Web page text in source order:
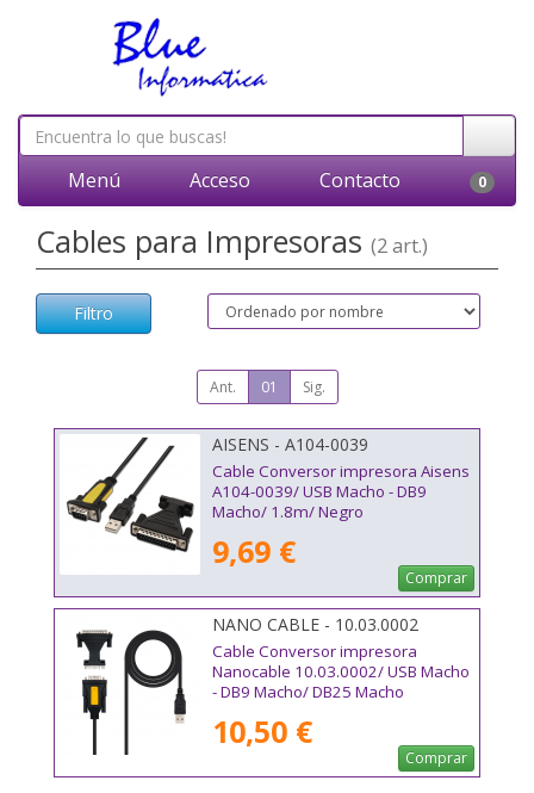
Menú Acceso Contacto 0
Cables para Impresoras (2 art.)
Filtro
Ant. 01 Sig.
AISENS - A104-0039
Cable Conversor impresora Aisens
A104-0039/ USB Macho - DB9
Macho/ 1.8m/ Negro
9,69 €
Comprar
NANO CABLE - 10.03.0002
Cable Conversor impresora
Nanocable 10.03.0002/ USB Macho
- DB9 Macho/ DB25 Macho
10,50 €
Comprar